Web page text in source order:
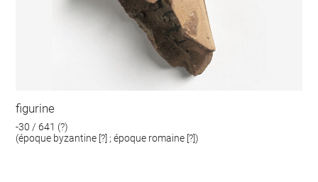
figurine
-30 / 641 (?)
(époque byzantine [?] ; époque romaine [?])